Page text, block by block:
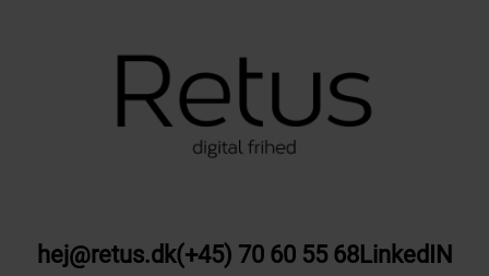
hej@retus.dk(+45) 70 60 55 68LinkedIN